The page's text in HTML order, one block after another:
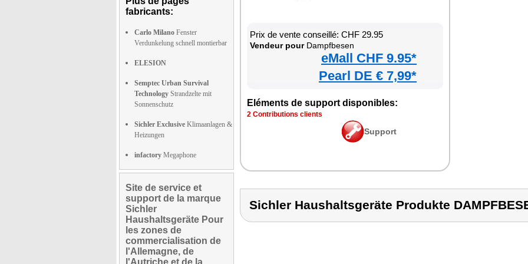
fabricants:
Carlo Milano Fenster
Verdunkelung schnell montierbar
ELESION
Semptec Urban Survival
Technology Strandzelte mit
Sonnenschutz
Sichler Exclusive Klimaanlagen &
Heizungen
infactory Megaphone
Site de service et
support de la marque
Sichler
Haushaltsgeräte Pour
les zones de
commercialisation de
l'Allemagne, de
l'Autriche et de la
Prix de vente conseillé: CHF 29.95
Vendeur pourDampfbesen
eMall CHF 9.95*
Pearl DE € 7,99*
Eléments de support disponibles:
2 Contributions clients
Support
Sichler Haushaltsgeräte Produkte